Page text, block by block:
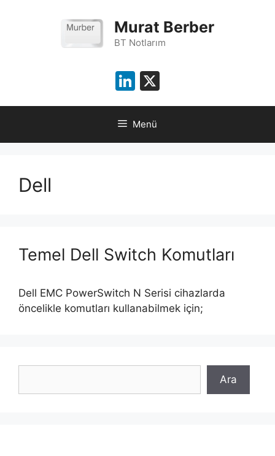
Murat Berber
BT Notlarım
LinkedIn
Menü
Dell
Temel Dell Switch Komutları
Dell EMC PowerSwitch N Serisi cihazlarda
öncelikle komutları kullanabilmek için;
Ara